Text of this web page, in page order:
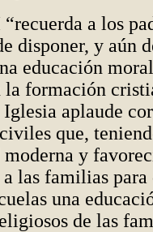
a los
disponer, y aún
educación
la formación
aplaude
que,
y
las familias para
una
de las